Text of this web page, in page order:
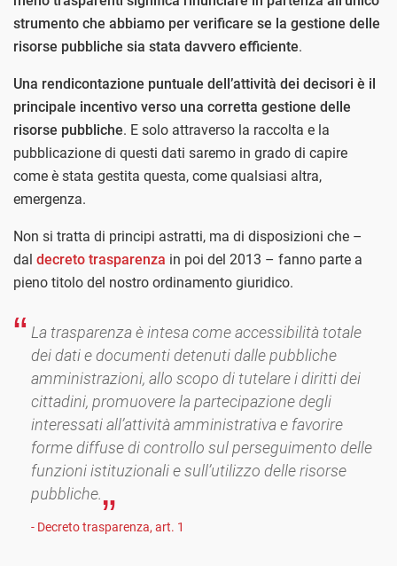
strumento che abbiamo per verificare se la gestione delle
risorse pubbliche sia stata davvero efficiente.
Una rendicontazione puntuale dell’attività dei decisori è il
principale incentivo verso una corretta gestione delle
risorse pubbliche. E solo attraverso la raccolta e la
pubblicazione di questi dati saremo in grado di capire
come è stata gestita questa, come qualsiasi altra,
emergenza.
Non si tratta di principi astratti, ma di disposizioni che –
dal decreto trasparenza in poi del 2013 – fanno parte a
pieno titolo del nostro ordinamento giuridico.
La trasparenza è intesa come accessibilità totale
dei dati e documenti detenuti dalle pubbliche
amministrazioni, allo scopo di tutelare i diritti dei
cittadini, promuovere la partecipazione degli
interessati all’attività amministrativa e favorire
forme diffuse di controllo sul perseguimento delle
funzioni istituzionali e sull’utilizzo delle risorse
pubbliche.
- Decreto trasparenza, art. 1